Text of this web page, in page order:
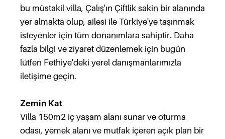
bu müstakil villa, Çalış'ın Çiftlik sakin bir alanında
yer almakta olup, ailesi ile Türkiye'ye taşınmak
isteyenler için tüm donanımlara sahiptir. Daha
fazla bilgi ve ziyaret düzenlemek için bugün
lütfen Fethiye'deki yerel danışmanlarımızla
iletişime geçin.
Zemin Kat
Villa 150m2 iç yaşam alanı sunar ve oturma
odası, yemek alanı ve mutfak içeren açık plan bir